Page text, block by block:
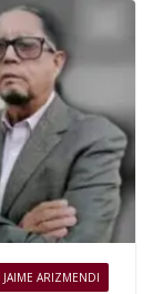
ARIZMENDI